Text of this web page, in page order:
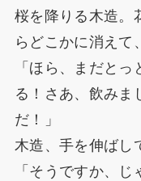
桜を降りる木造。
らどこかに消えて
「ほら、まだと
る！さあ、飲みま
だ！」
木造、手を伸ばし
「そうですか、